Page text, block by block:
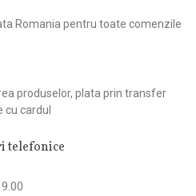
Romania pentru toate comenzile
produselor, plata prin transfer
cu cardul
telefonice